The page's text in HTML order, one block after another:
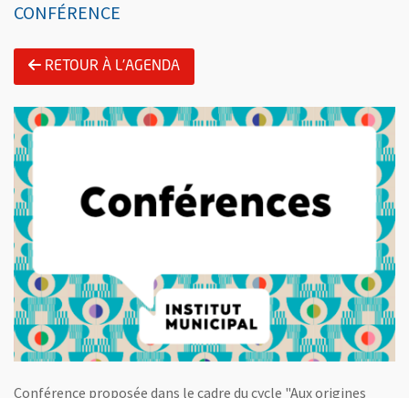
CONFÉRENCE
RETOUR À L'AGENDA
Conférence proposée dans le cadre du cycle "Aux origines